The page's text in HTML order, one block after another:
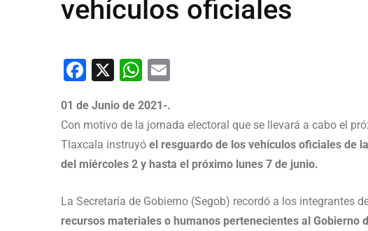
vehículos oficiales
Facebook
X WhatsApp
01 de Junio de 2021-.
Con motivo de la jornada electoral que se llevará a cabo el
Tlaxcala instruyó el resguardo de los vehículos oficiales de
del miércoles 2 y hasta el próximo lunes 7 de junio.
La Secretaría de Gobierno (Segob) recordó a los integrantes
recursos materiales o humanos pertenecientes al Gobierno